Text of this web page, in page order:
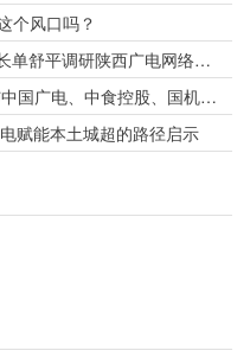
个风口吗？
“套娃”收费和操作复杂专项治理成效巩固工作
控股、国机数科签署战略合作协议
赋能本土城超的路径启示